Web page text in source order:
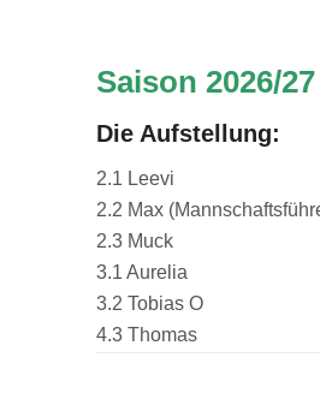
Saison 2026/
Die Aufstellung:
2.1 Leevi
2.2 Max
2.3 Muck
3.1 Aurelia
3.2 Tobias O
4.3 Thomas